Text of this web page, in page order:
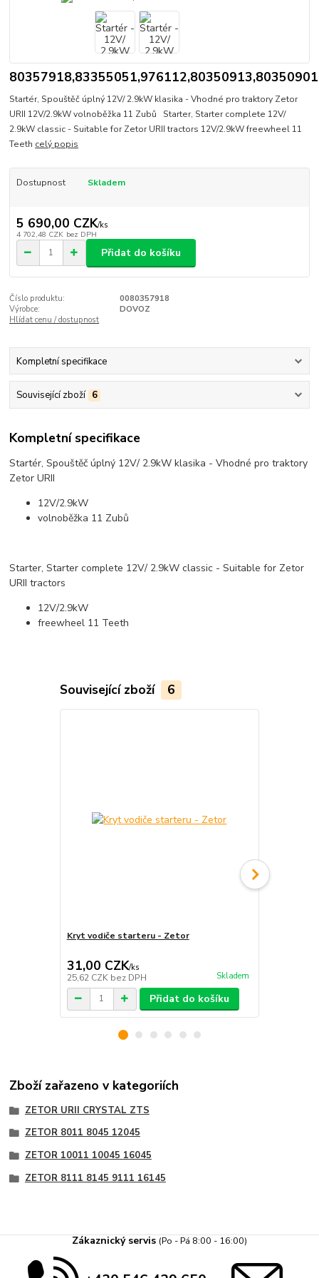
80357918,83355051,976112,80350913,80350901
Startér, Spouštěč úplný 12V/ 2.9kW klasika - Vhodné pro traktory Zetor
URII 12V/2.9kW volnoběžka 11 Zubů Starter, Starter complete 12V/
2.9kW classic - Suitable for Zetor URII tractors 12V/2.9kW freewheel 11
Teeth celý popis
Dostupnost Skladem
5 690,00 CZK/ks
4 702,48 CZK bez DPH
Přidat do košíku
Číslo produktu:
0080357918
Výrobce:
DOVOZ
Hlídat cenu / dostupnost
Kompletní specifikace
Související zboží 6
Kompletní specifikace
Startér, Spouštěč úplný 12V/ 2.9kW klasika - Vhodné pro traktory
Zetor URII
12V/2.9kW
volnoběžka 11 Zubů
Starter, Starter complete 12V/ 2.9kW classic - Suitable for Zetor
URII tractors
12V/2.9kW
freewheel 11 Teeth
Související zboží 6
Kryt vodiče starteru - Zetor
31,00 CZK/ks
25,62 CZK bez DPH Skladem
Přidat do košíku
Zboží zařazeno v kategoriích
ZETOR URII CRYSTAL ZTS
ZETOR 8011 8045 12045
ZETOR 10011 10045 16045
ZETOR 8111 8145 9111 16145
Zákaznický servis (Po - Pá 8:00 - 16:00)